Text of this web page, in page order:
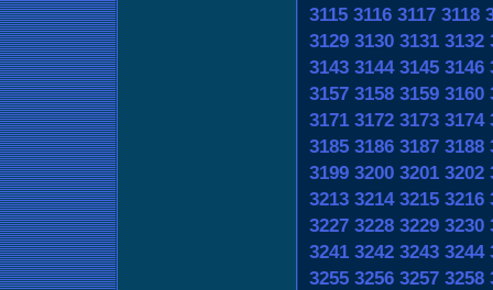
3115 3116 3117 3118
3129 3130 3131 3132
3143 3144 3145 3146
3157 3158 3159 3160
3171 3172 3173 3174
3185 3186 3187 3188
3199 3200 3201 3202
3213 3214 3215 3216
3227 3228 3229 3230
3241 3242 3243 3244
3255 3256 3257 3258